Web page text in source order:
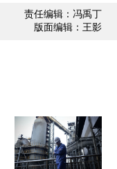
责任编辑：冯禹丁
版面编辑：王影